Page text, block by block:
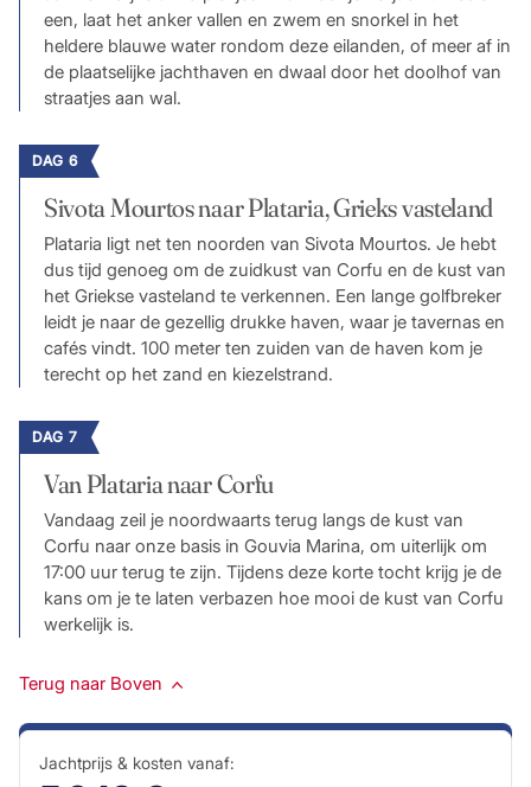
een, laat het anker vallen en zwem en snorkel in het
heldere blauwe water rondom deze eilanden, of meer af in
de plaatselijke jachthaven en dwaal door het doolhof van
straatjes aan wal.
DAG 6
Sivota Mourtos naar Plataria, Grieks vasteland
Plataria ligt net ten noorden van Sivota Mourtos. Je hebt
dus tijd genoeg om de zuidkust van Corfu en de kust van
het Griekse vasteland te verkennen. Een lange golfbreker
leidt je naar de gezellig drukke haven, waar je tavernas en
cafés vindt. 100 meter ten zuiden van de haven kom je
terecht op het zand en kiezelstrand.
DAG 7
Van Plataria naar Corfu
Vandaag zeil je noordwaarts terug langs de kust van
Corfu naar onze basis in Gouvia Marina, om uiterlijk om
17:00 uur terug te zijn. Tijdens deze korte tocht krijg je de
kans om je te laten verbazen hoe mooi de kust van Corfu
werkelijk is.
Terug naar Boven
Jachtprijs & kosten vanaf: